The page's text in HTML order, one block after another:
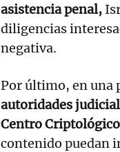
asistencia penal,
diligencias
negativa.
Por último, en una
autoridades
Centro
contenido puedan